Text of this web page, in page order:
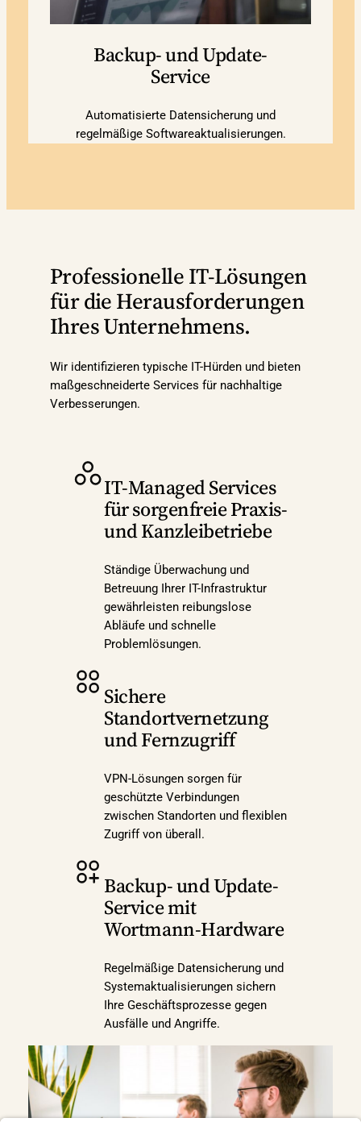
Backup- und Update-
Service
Automatisierte Datensicherung und
regelmäßige Softwareaktualisierungen.
Professionelle IT-Lösungen
für die Herausforderungen
Ihres Unternehmens.
Wir identifizieren typische IT-Hürden und bieten
maßgeschneiderte Services für nachhaltige
Verbesserungen.
IT-Managed Services
für sorgenfreie Praxis-
und Kanzleibetriebe
Ständige Überwachung und
Betreuung Ihrer IT-Infrastruktur
gewährleisten reibungslose
Abläufe und schnelle
Problemlösungen.
Sichere
Standortvernetzung
und Fernzugriff
VPN-Lösungen sorgen für
geschützte Verbindungen
zwischen Standorten und flexiblen
Zugriff von überall.
Backup- und Update-
Service mit
Wortmann-Hardware
Regelmäßige Datensicherung und
Systemaktualisierungen sichern
Ihre Geschäftsprozesse gegen
Ausfälle und Angriffe.